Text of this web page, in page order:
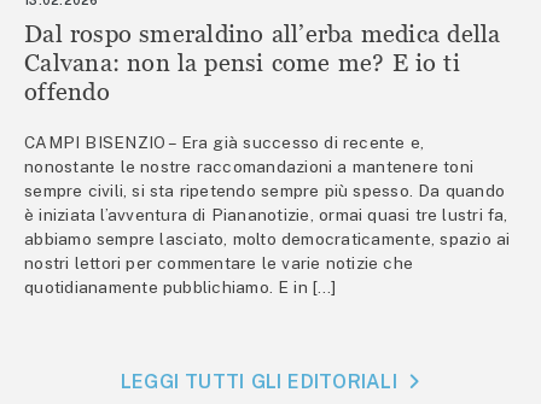
Dal rospo smeraldino all’erba medica della
Calvana: non la pensi come me? E io ti
offendo
CAMPI BISENZIO – Era già successo di recente e,
nonostante le nostre raccomandazioni a mantenere toni
sempre civili, si sta ripetendo sempre più spesso. Da quando
è iniziata l’avventura di Piananotizie, ormai quasi tre lustri fa,
abbiamo sempre lasciato, molto democraticamente, spazio ai
nostri lettori per commentare le varie notizie che
quotidianamente pubblichiamo. E in […]
LEGGI TUTTI GLI EDITORIALI